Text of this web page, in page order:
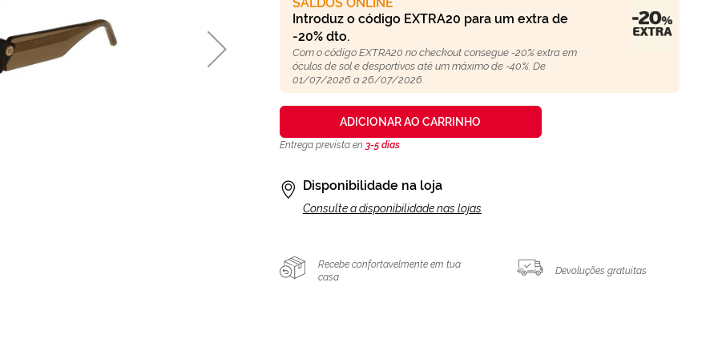
Introduz o código EXTRA20 para um extra de
-20% dto.
Com o código EXTRA20 no checkout consegue -20% extra em
óculos de sol e desportivos até um máximo de -40%. De
01/07/2026 a 26/07/2026.
ADICIONAR AO CARRINHO
Entrega prevista en 3-5 días
Disponibilidade na loja
Consulte a disponibilidade nas lojas
Recebe confortavelmente em tua
casa
Devoluções gratuitas